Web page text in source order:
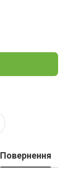
Повернення